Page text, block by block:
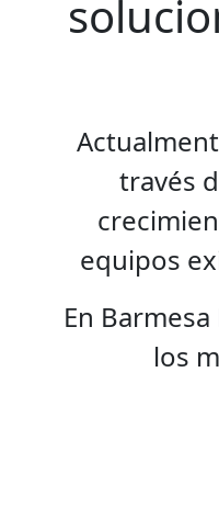
través
equipos
En
los